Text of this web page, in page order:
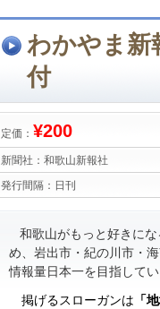
わかやま新
付
定価： ¥200
新聞社： 和歌山新報社
発行間隔： 日刊
和歌山がもっと好きに
め、岩出市・紀の川市・
情報量日本一を目指して
掲げるスローガンは 「